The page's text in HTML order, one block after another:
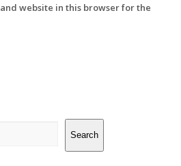
website in this browser for the
Search